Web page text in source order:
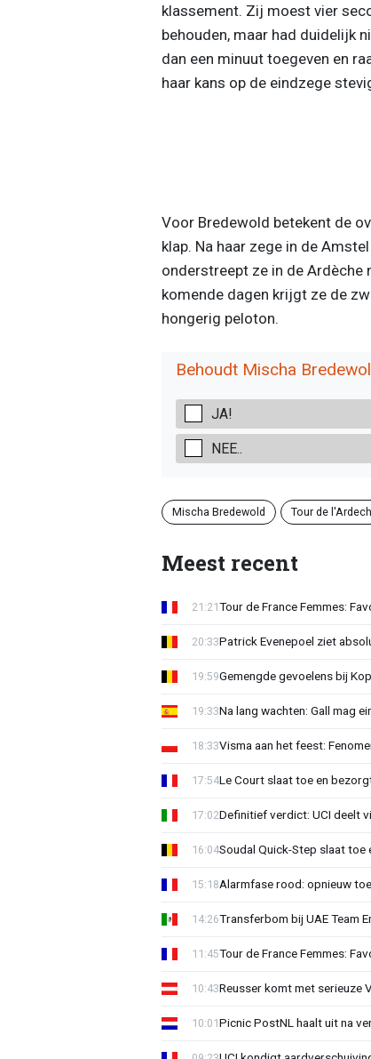
klassement. Zij moest vier
behouden, maar had duidelijk
dan een minuut toegeven en
haar kans op de eindzege
Voor Bredewold betekent de
klap. Na haar zege in de
onderstreept ze in de Ardèche
komende dagen krijgt ze de
hongerig peloton.
Behoudt Mischa
JA!
NEE..
Mischa Bredewold Tour de
Meest recent
Tour de France Femmes:
21:21
Patrick Evenepoel ziet
20:33
Gemengde gevoelens bij
19:59
Na lang wachten: Gall mag
19:33
Visma aan het feest:
18:33
Le Court slaat toe en
17:54
Definitief verdict: UCI deelt
17:02
Soudal Quick-Step slaat toe
16:04
Alarmfase rood: opnieuw
15:18
Transferbom bij UAE Team
14:26
Tour de France Femmes:
11:45
Reusser komt met serieuze
10:43
Picnic PostNL haalt uit na
10:01